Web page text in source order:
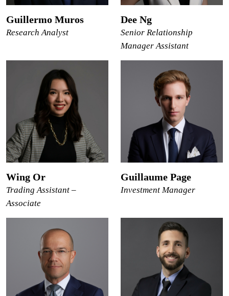
Guillermo Muros
Research Analyst
Dee Ng
Senior Relationship
Manager Assistant
Wing Or
Trading Assistant –
Associate
Guillaume Page
Investment Manager